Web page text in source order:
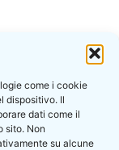
come i cookie
dispositivo. Il
dati come il
sito. Non
su alcune